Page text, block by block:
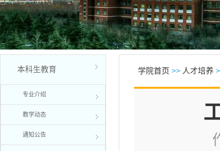
本科生教育
专业介绍
教学动态
通知公告
学院首页 >> 人才培养